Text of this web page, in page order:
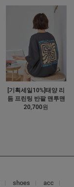
[기획세일10%]태양 리
듬 프린팅 반팔 맨투맨
20,700원
shoes
acc